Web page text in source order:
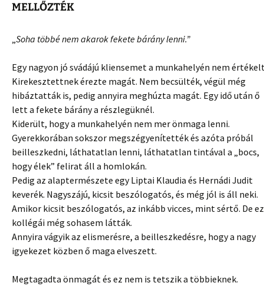
MELLŐZTÉK
„Soha többé nem akarok fekete bárány lenni.”
Egy nagyon jó svádájú kliensemet a munkahelyén nem
Kirekesztettnek érezte magát. Nem becsülték, végül még
hibáztatták is, pedig annyira meghúzta magát. Egy idő után ő
lett a fekete bárány a részlegüknél.
Kiderült, hogy a munkahelyén nem mer önmaga lenni.
Gyerekkorában sokszor megszégyenítették és azóta próbál
beilleszkedni, láthatatlan lenni, láthatatlan tintával a „bocs,
hogy élek” felirat áll a homlokán.
Pedig az alaptermészete egy Liptai Klaudia és Hernádi Judit
keverék. Nagyszájú, kicsit beszólogatós, és még jól is áll neki.
Amikor kicsit beszólogatós, az inkább vicces, mint sértő. De
kollégái még sohasem látták.
Annyira vágyik az elismerésre, a beilleszkedésre, hogy a nagy
igyekezet közben ő maga elveszett.
Megtagadta önmagát és ez nem is tetszik a többieknek.